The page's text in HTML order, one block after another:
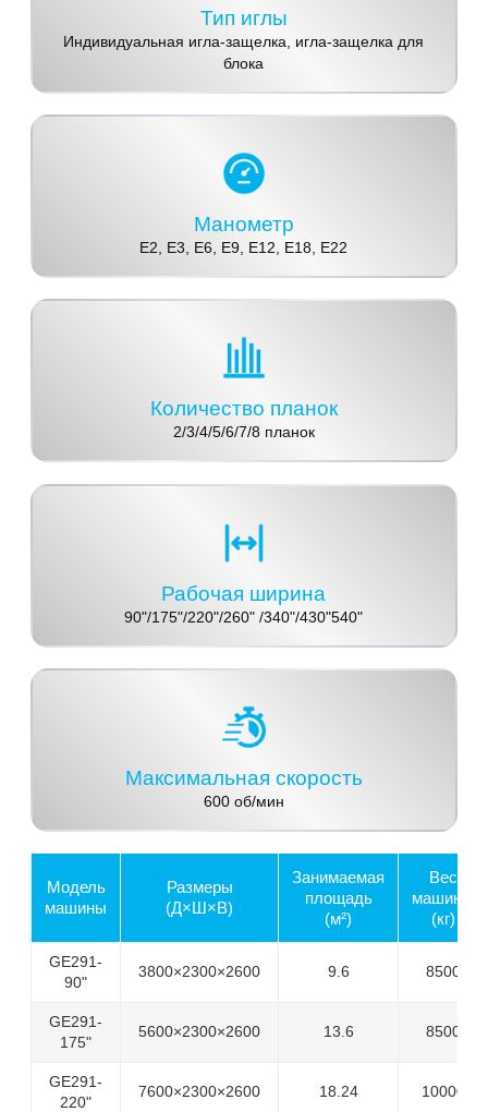
Тип иглы
Индивидуальная игла-защелка, игла-защелка для
блока
Манометр
E2, E3, E6, E9, E12, E18, E22
Количество планок
2/3/4/5/6/7/8 планок
Рабочая ширина
90"/175"/220"/260" /340"/430"540"
Максимальная скорость
600 об/мин
Модель
машины
Размеры
(Д×Ш×В)
Занимаемая
площадь
(м²)
Вес
машины
(кг)
GE291-
90"
3800×2300×2600 9.6 8500
GE291-
175"
5600×2300×2600 13.6 8500
GE291-
220"
7600×2300×2600 18.24 10000